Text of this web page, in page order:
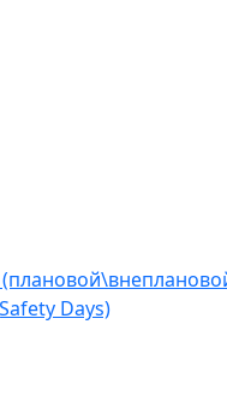
Days)